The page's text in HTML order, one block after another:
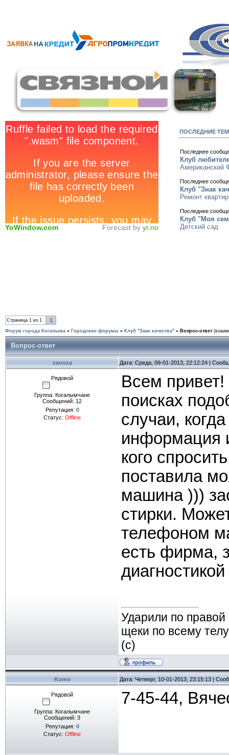
YoWindow.com Forecast by yr.no
ПОСЛЕДНИЕ
Последнее
Клуб
Американский
Последнее
Клуб "Знак
Ремонт
Последнее
Клуб "Моя
Детский сад
Страница 1 из 1 1
Форум города Когалыма » Городские форумы » Клуб "Знак качества" » Вопрос-ответ
Вопрос-ответ
zanoza Дата: Среда, 09-01-2013, 22:12:24 |
Рядовой
Группа: Когалымчане
Сообщений: 12
Репутация: 0
Статус: Offline
Всем
поисках
случаи,
информация
кого
поставила
машина )))
стирки.
телефоном
есть фирма,
Ударили по
щеки по всему
(с)
Komo Дата: Четверг, 10-01-2013, 23:15:13 |
Рядовой
Группа: Когалымчане
Сообщений: 3
Репутация: 0
Статус: Offline
7-45-44,